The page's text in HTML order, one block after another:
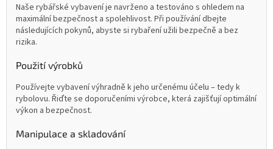
Naše rybářské vybavení je navrženo a testováno s ohledem na
maximální bezpečnost a spolehlivost. Při používání dbejte
následujících pokynů, abyste si rybaření užili bezpečně a bez
rizika.
Použití výrobků
Používejte vybavení výhradně k jeho určenému účelu – tedy k
rybolovu. Řiďte se doporučeními výrobce, která zajišťují optimální
výkon a bezpečnost.
Manipulace a skladování